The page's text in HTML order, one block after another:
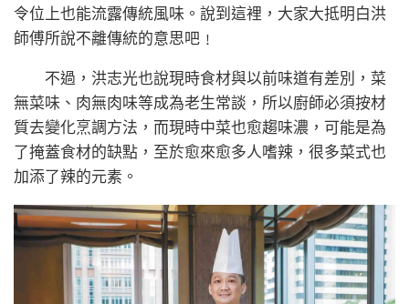
令位上也能流露傳統風味。說到這裡，大家大抵明白洪
師傅所說不離傳統的意思吧﹗
不過，洪志光也說現時食材與以前味道有差別，菜
無菜味、肉無肉味等成為老生常談，所以廚師必須按材
質去變化烹調方法，而現時中菜也愈趨味濃，可能是為
了掩蓋食材的缺點，至於愈來愈多人嗜辣，很多菜式也
加添了辣的元素。